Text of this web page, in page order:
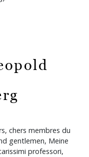
chers membres du
gentlemen, Meine
professori,